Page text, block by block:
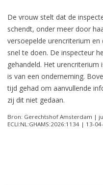
De vrouw stelt dat de
schendt, onder meer door
versoepelde urencriterium
snel te doen. De inspecteur
gehandeld. Het urencriterium
is van een onderneming.
tijd gehad om aanvullende
zij dit niet gedaan.
Bron: Gerechtshof Amsterdam |
ECLI:NL:GHAMS:2026:1134 | 13-